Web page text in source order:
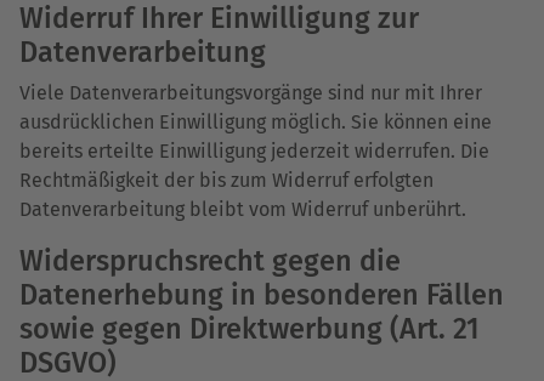
Widerruf Ihrer Einwilligung zur
Datenverarbeitung
Viele Datenverarbeitungsvorgänge sind nur mit Ihrer
ausdrücklichen Einwilligung möglich. Sie können eine
bereits erteilte Einwilligung jederzeit widerrufen. Die
Rechtmäßigkeit der bis zum Widerruf erfolgten
Datenverarbeitung bleibt vom Widerruf unberührt.
Widerspruchsrecht gegen die
Datenerhebung in besonderen Fällen
sowie gegen Direktwerbung (Art. 21
DSGVO)